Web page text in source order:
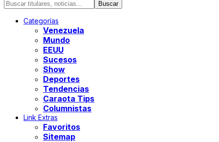
Categorías
Venezuela
Mundo
EEUU
Sucesos
Show
Deportes
Tendencias
Caraota Tips
Columnistas
Link Extras
Favoritos
Sitemap